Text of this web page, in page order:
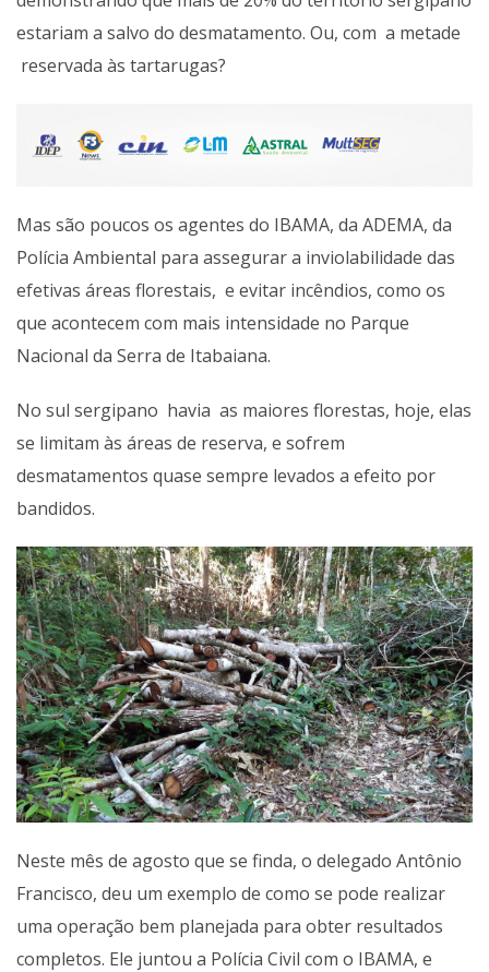
estariam a salvo do desmatamento. Ou, com a metade
reservada às tartarugas?
Mas são poucos os agentes do IBAMA, da ADEMA, da
Polícia Ambiental para assegurar a inviolabilidade das
efetivas áreas florestais, e evitar incêndios, como os
que acontecem com mais intensidade no Parque
Nacional da Serra de Itabaiana.
No sul sergipano havia as maiores florestas, hoje, elas
se limitam às áreas de reserva, e sofrem
desmatamentos quase sempre levados a efeito por
bandidos.
Neste mês de agosto que se finda, o delegado Antônio
Francisco, deu um exemplo de como se pode realizar
uma operação bem planejada para obter resultados
completos. Ele juntou a Polícia Civil com o IBAMA, e